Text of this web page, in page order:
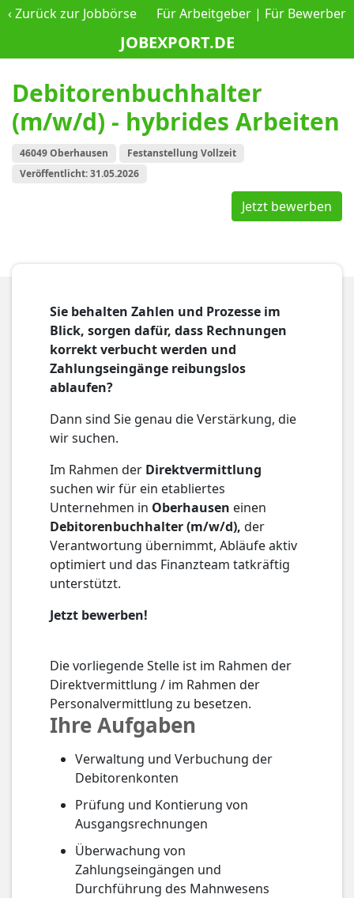
‹Zurück zur Jobbörse
JOBEXPORT.DE
Für Arbeitgeber | Für Bewerber
Debitorenbuchhalter
(m/w/d) - hybrides Arbeiten
46049 Oberhausen
Festanstellung Vollzeit
Veröffentlicht: 31.05.2026
Jetzt bewerben
Sie behalten Zahlen und Prozesse im
Blick, sorgen dafür, dass Rechnungen
korrekt verbucht werden und
Zahlungseingänge reibungslos
ablaufen?
Dann sind Sie genau die Verstärkung, die
wir suchen.
Im Rahmen der Direktvermittlung
suchen wir für ein etabliertes
Unternehmen in Oberhausen einen
Debitorenbuchhalter (m/w/d), der
Verantwortung übernimmt, Abläufe aktiv
optimiert und das Finanzteam tatkräftig
unterstützt.
Jetzt bewerben!
Die vorliegende Stelle ist im Rahmen der
Direktvermittlung / im Rahmen der
Personalvermittlung zu besetzen.
Ihre Aufgaben
Verwaltung und Verbuchung der
Debitorenkonten
Prüfung und Kontierung von
Ausgangsrechnungen
Überwachung von
Zahlungseingängen und
Durchführung des Mahnwesens